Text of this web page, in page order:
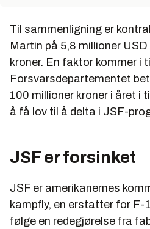
Til sammenligning er
Martin på 5,8 millioner
kroner. En faktor kommer i
Forsvarsdepartementet
100 millioner kroner i året i
å få lov til å delta i JSF-
JSF er forsinket
JSF er amerikanernes
kampfly, en erstatter for F-
følge en redegjørelse fra